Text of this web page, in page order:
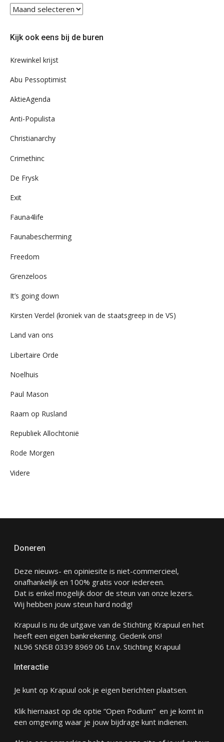
Blader
eens
ons
Kijk ook eens bij de buren
Krewinkel krijst
Abu Pessoptimist
AktieAgenda
Anti-Populista
Christianarchy
Crimethinc
De Frysk
Exit
Fauna4life
Faunabescherming
Freedom
Grenzeloos
It’s going down
Kirsten Verdel (kroniek van de staatsgreep in de VS)
Land van ons
Libertaire Orde
Noelhuis
Paul Mason
Raam op Rusland
Republiek Allochtonië
Rode Morgen
Videre
Doneren
Deze nieuws- en opiniesite is niet-commercieel,
onafhankelijk en 100% gratis voor iedereen.
Dat is enkel mogelijk door de steun van onze lezers.
Wij hebben jouw steun hard nodig!
Krapuul is nu de uitgave van de Stichting Krapuul en het
heeft een eigen bankrekening. Gedenk ons!
NL96 SNSB 0339 8969 06 t.n.v. Stichting Krapuul
Interactie
Je kunt op Krapuul ook je eigen berichten plaatsen.
Klik hiernaast op de optie “Open Podium” en je komt in
een omgeving waar je jouw bijdrage kunt indienen.